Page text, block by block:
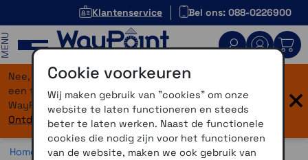
Klantenservice Bel ons: 088-0226900
Nee, je bent niet verdwaald! Onze website heeft
een flinke upgrade gekregen. Dezelfde vertrouwde
WayPoint-service, maar dan in een modern jasje.
Ontdek hier wat er allemaal nieuw is.
×
Home >Accessoires >Overig > Tasjes
Cookie voorkeuren
Wij maken gebruik van "cookies" om onze
website te laten functioneren en steeds
beter te laten werken. Naast de functionele
cookies die nodig zijn voor het functioneren
van de website, maken we ook gebruik van